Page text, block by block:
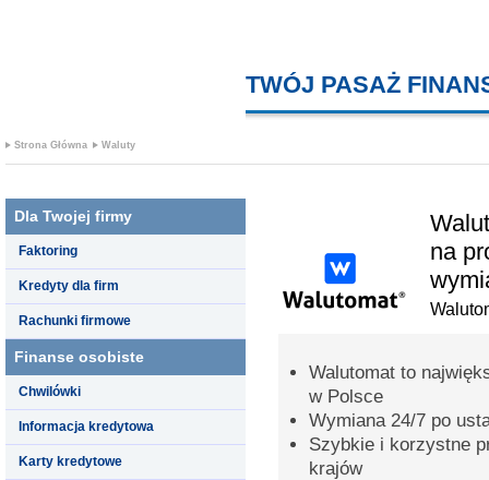
TWÓJ PASAŻ
Strona Główna Waluty
Dla Twojej firmy
Faktoring
Kredyty dla firm
Rachunki firmowe
Finanse osobiste
Chwilówki
Informacja kredytowa
Karty kredytowe
na
Walutomat to
w Polsce
Wymiana 24/7 po
Szybkie i korzystne
krajów